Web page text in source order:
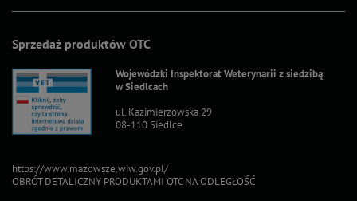
Sprzedaż produktów OTC
Wojewódzki Inspektorat Weterynarii z siedzibą
w Siedlcach
ul. Kazimierzowska 29
08-110 Siedlce
https://www.mazowsze.wiw.gov.pl/
OBRÓT DETALICZNY PRODUKTAMI OTC NA ODLEGŁOŚĆ